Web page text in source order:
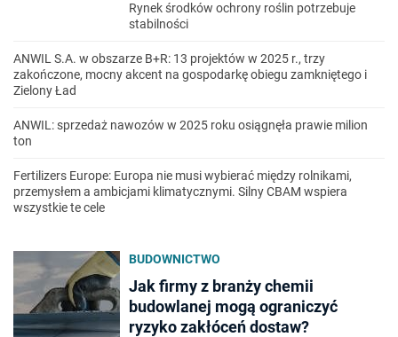
Rynek środków ochrony roślin potrzebuje
stabilności
ANWIL S.A. w obszarze B+R: 13 projektów w 2025 r., trzy
zakończone, mocny akcent na gospodarkę obiegu zamkniętego i
Zielony Ład
ANWIL: sprzedaż nawozów w 2025 roku osiągnęła prawie milion
ton
Fertilizers Europe: Europa nie musi wybierać między rolnikami,
przemysłem a ambicjami klimatycznymi. Silny CBAM wspiera
wszystkie te cele
BUDOWNICTWO
Jak firmy z branży chemii
budowlanej mogą ograniczyć
ryzyko zakłóceń dostaw?